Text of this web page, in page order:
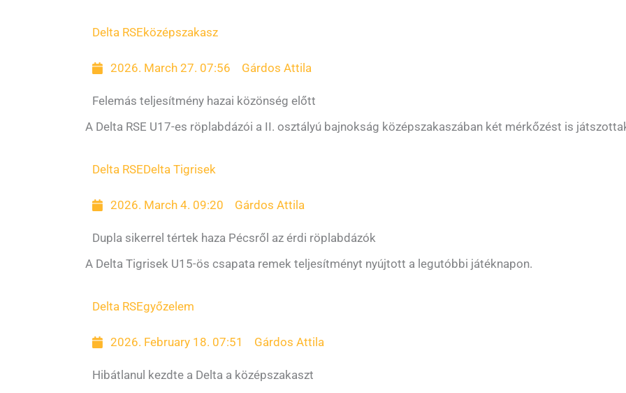
Delta RSEközépszakasz
2026. March 27. 07:56 Gárdos Attila
Felemás teljesítmény hazai közönség előtt
A Delta RSE U17-es röplabdázói a II. osztályú bajnokság középszakaszában két mérkőzést is
Delta RSEDelta Tigrisek
2026. March 4. 09:20 Gárdos Attila
Dupla sikerrel tértek haza Pécsről az érdi röplabdázók
A Delta Tigrisek U15-ös csapata remek teljesítményt nyújtott a legutóbbi játéknapon.
Delta RSEgyőzelem
2026. February 18. 07:51 Gárdos Attila
Hibátlanul kezdte a Delta a középszakaszt